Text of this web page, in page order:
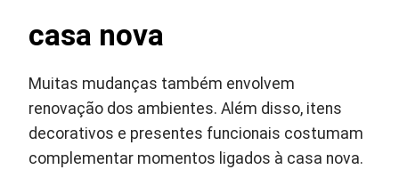
casa nova
Muitas mudanças também envolvem
renovação dos ambientes. Além disso, itens
decorativos e presentes funcionais costumam
complementar momentos ligados à casa nova.